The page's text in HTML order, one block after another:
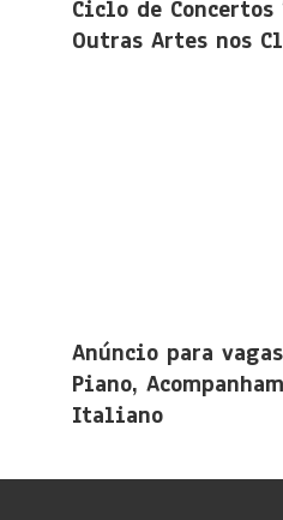
Ciclo de Concertos
Outras Artes nos
Anúncio para
Piano,
Italiano